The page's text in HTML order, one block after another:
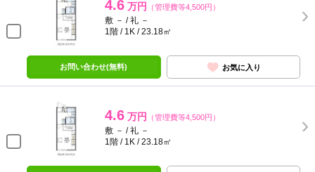
4.6 万円 （管理費等4,500円）
敷 － / 礼 －
1階 / 1K / 23.18㎡
お問い合わせ(無料) お気に入り
4.6 万円 （管理費等4,500円）
敷 － / 礼 －
1階 / 1K / 23.18㎡